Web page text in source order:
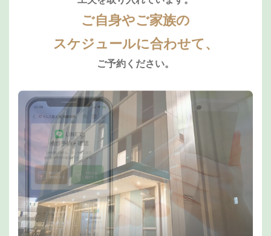
ご自身やご家族の
スケジュールに合わせて、
ご予約ください。